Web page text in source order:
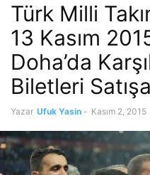
Türk Milli
13 Kasım
Doha’da
Biletleri Satışa
Yazar Ufuk Yasin - Kasım 2, 2015